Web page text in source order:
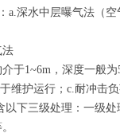
a.深水中层曝气法
于1~6m，深度一般
维护运行；c.耐冲击
下三级处理：一级